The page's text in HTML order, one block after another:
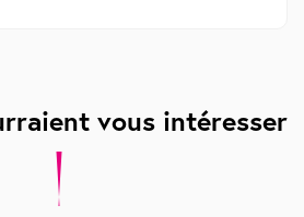
vous intéresser